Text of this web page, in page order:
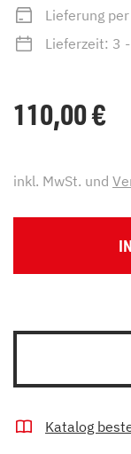
Lieferung
Lieferzeit: 3
110,00€
inkl. MwSt. und
Katalog